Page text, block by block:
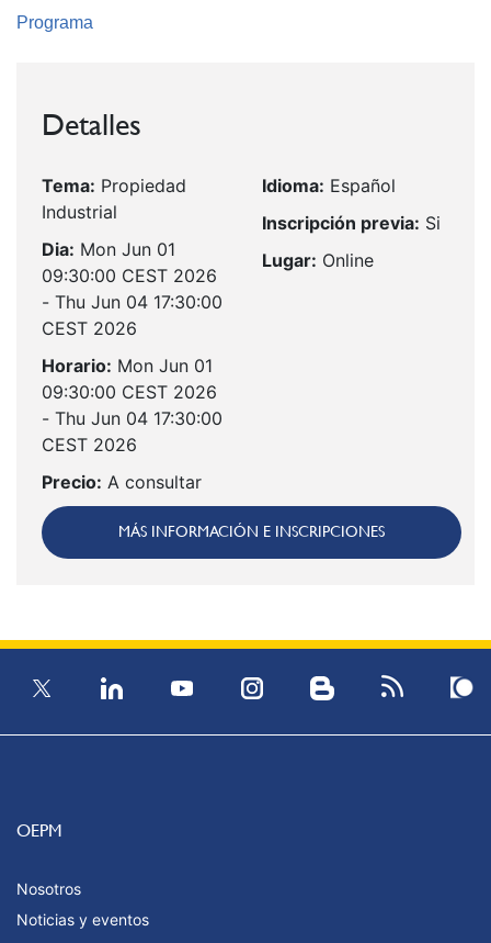
Programa
Detalles
Tema: Propiedad
Industrial
Dia: Mon Jun 01
09:30:00 CEST 2026
- Thu Jun 04 17:30:00
CEST 2026
Horario: Mon Jun 01
09:30:00 CEST 2026
- Thu Jun 04 17:30:00
CEST 2026
Precio: A consultar
Idioma: Español
Inscripción previa: Si
Lugar: Online
MÁS INFORMACIÓN E INSCRIPCIONES
OEPM
Nosotros
Noticias y eventos